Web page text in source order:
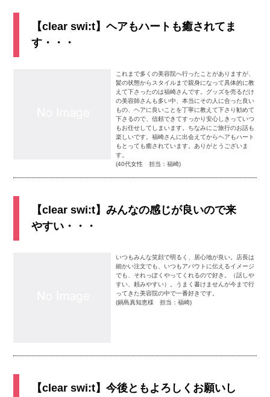
【clear swi:t】ヘアもハートも癒されてま
す・・・
これまで多くの美容院へ行ったことがありますが、
髪の状態からスタイルまで親身になって具体的に教
えて下さったのは福崎さんです。グッズを売るだけ
の美容師さんも多い中、本当にその人に合った良い
もの、ヘアに良いことを丁寧に教えて下さり勧めて
下さるので、信頼できてすっかり安心しきっていつ
もお任せしてしまいます。ちなみにご旅行のお話も
楽しいです。福崎さんに出会えてからヘアもハート
もとっても癒されています。ありがとうございま
す。
(40代女性 担当：福崎)
【clear swi:t】みんなの感じが良いので来
やすい・・・
いつもみんな笑顔で明るく、居心地が良い。店長は
細かい注文でも、いつもアバウトに伝えるイメージ
でも、それっぽくやってくれるので好き。（話しや
すい、頼みやすい）。うまく書けませんが今まで行
ってきた美容院の中で一番好きです。
(鍋島真知恵様 担当：福崎)
【clear swi:t】今後ともよろしくお願いし